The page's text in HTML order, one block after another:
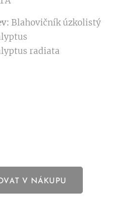
Blahovičník úzkolistý
radiata
V NÁKUPU